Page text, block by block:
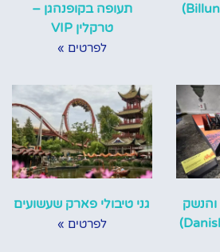
תעופה בקופנהגן –
טרקלין VIP
לפרטים »
והנשק
גני טיבולי פארק שעשועים
לפרטים »